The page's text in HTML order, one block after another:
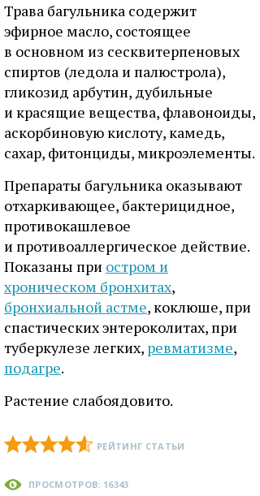
Трава багульника содержит
эфирное масло, состоящее
в основном из сесквитерпеновых
спиртов (ледола и палюстролa),
гликозид арбутин, дубильные
и красящие вещества, флавоноиды,
аскорбиновую кислоту, камедь,
сахар, фитонциды, микроэлементы.
Препараты багульника оказывают
отхаркивающее, бактерицидное,
противокашлевое
и противоаллергическое действие.
Показаны при остром и
хроническом бронхитах,
бронхиальной астме, коклюше, при
спастических энтероколитах, при
туберкулезе легких, ревматизме,
подагре.
Растение слабоядовито.
РЕЙТИНГ СТАТЬИ
ПРОСМОТРОВ: 16343